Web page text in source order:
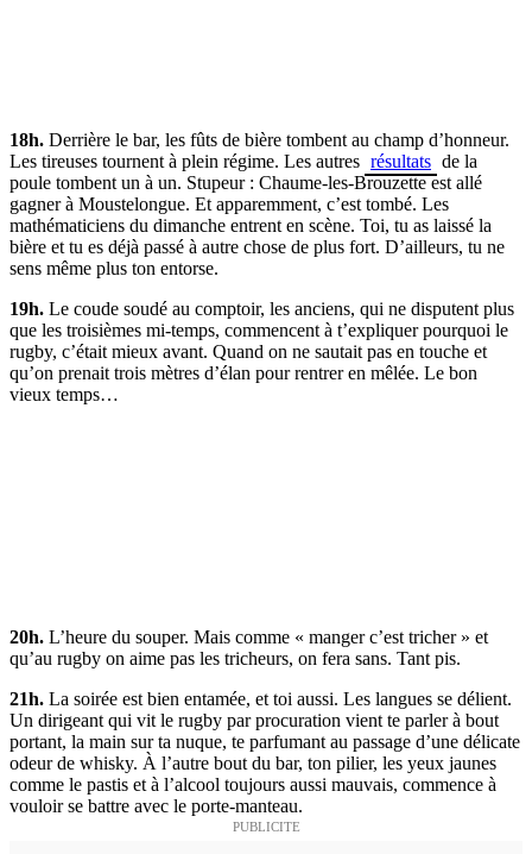
18h. Derrière le bar, les fûts de bière tombent au champ d’honneur.
Les tireuses tournent à plein régime. Les autres résultats de la
poule tombent un à un. Stupeur : Chaume-les-Brouzette est allé
gagner à Moustelongue. Et apparemment, c’est tombé. Les
mathématiciens du dimanche entrent en scène. Toi, tu as laissé la
bière et tu es déjà passé à autre chose de plus fort. D’ailleurs, tu ne
sens même plus ton entorse.
19h. Le coude soudé au comptoir, les anciens, qui ne disputent plus
que les troisièmes mi-temps, commencent à t’expliquer pourquoi le
rugby, c’était mieux avant. Quand on ne sautait pas en touche et
qu’on prenait trois mètres d’élan pour rentrer en mêlée. Le bon
vieux temps…
20h. L’heure du souper. Mais comme « manger c’est tricher » et
qu’au rugby on aime pas les tricheurs, on fera sans. Tant pis.
21h. La soirée est bien entamée, et toi aussi. Les langues se délient.
Un dirigeant qui vit le rugby par procuration vient te parler à bout
portant, la main sur ta nuque, te parfumant au passage d’une délicate
odeur de whisky. À l’autre bout du bar, ton pilier, les yeux jaunes
comme le pastis et à l’alcool toujours aussi mauvais, commence à
vouloir se battre avec le porte-manteau.